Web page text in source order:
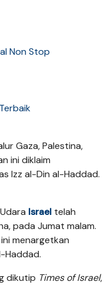
Non Stop
Gaza, Palestina,
ini diklaim
Izz al-Din al-Haddad.
Israel telah
pada Jumat malam.
menargetkan
Haddad.
dikutip Times of Israel,